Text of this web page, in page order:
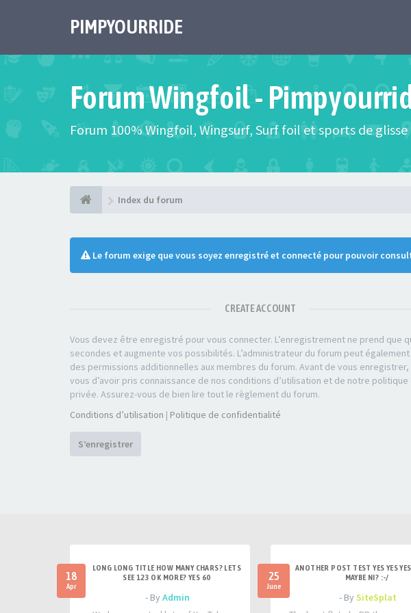
PIMPYOURRIDE
Forum Wingfoil -
Forum 100% Wingfoil, Wingsurf, Surf foil et sports de
Index du forum
Le forum exige que vous soyez enregistré et connecté pour pouvoir
CREATE ACCOUNT
Vous devez être enregistré pour vous connecter. L’enregistrement ne prend que
secondes et augmente vos possibilités. L’administrateur du forum peut
des permissions additionnelles aux membres du forum. Avant de vous
vous d’avoir pris connaissance de nos conditions d’utilisation et de notre politique
privée. Assurez-vous de bien lire tout le règlement du forum.
Conditions d’utilisation | Politique de confidentialité
S’enregistrer
18
Apr
LONG LONG TITLE HOW MANY CHARS? LETS
SEE 123 OK MORE? YES 60
- ByAdmin
25
June
ANOTHER POST TEST YES YES
MAYBE NI? :-/
- BySiteSplat